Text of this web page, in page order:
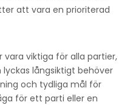
att vara en prioriterad
vara viktiga för alla partier,
långsiktigt behöver
och tydliga mål för
för ett parti eller en